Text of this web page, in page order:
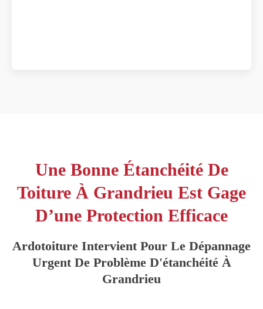
Une Bonne Étanchéité De
Toiture À Grandrieu Est Gage
D’une Protection Efficace
Ardotoiture Intervient Pour Le Dépannage
Urgent De Problème D'étanchéité À
Grandrieu